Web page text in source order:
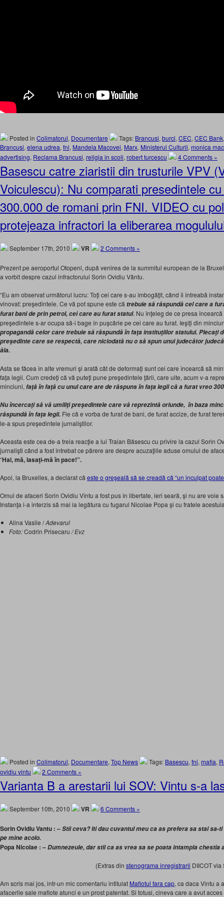
Posted in Colimatorul, Documentare Tags: Brancusi, burci, CEC, CEC Bank
Brancusi, elena udrea, fni, Mandela Macovei, Marx, Ministerul Culturii, monica
advertising, Reclama Brancusi, religia in scoli, robert turcescu 4 Comments »
Basescu catre ziaristii din trusturile VPV
Voiculescu): Nu comparati presedintele
300.000 de romani prin FNI. VIDEO cu
protejeaza infractori la eliberarea
September 17th, 2010 VR 2 Comments »
Prezent pe aeroportul Otopeni, după venirea de la summitul european de la
a vorbit despre cazul infractorului Sorin Ovidiu Vântu.
“Eu am observat următorul lucru: Toţi cei care s-au îmbogăţit, când îi întreabă
vinovat: preşedintele. Ce vă pot spune este că trebuie să răspundă cel care a
furat bani de prin petrol, cei care au furat statul. Nu înţeleg de ce presa
preşedintele s-ar ocupa să-i bage în puşcărie pe cei care au furat. Ieşiţi din
propagandă celor care trebuie să răspundă în faţa instituţiilor statului. Plecaţi
preşedinte care se respectă, care niciodată nu o să spun unui judecător
ăla.
Asta se făcea în alte vremuri şi arată cât de deformaţi sunt cei care încearcă să
faţa legii. Cum credeţi că vă puteţi pune preşedintele ţării, care uite, acum v-a
minciuni, faţă în faţă cu unul care are de răspuns în faţa legii că a furat vreo
Nu încercaţi să vă umiliţi preşedintele care vă reprezintă oriunde, în baza
răspundă în faţa legii. Fie că e vorba de furat de bani, de furat accize, de furat
le-a spus preşedintele jurnaliştilor.
Aceasta este cea de-a treia reacţie a lui Traian Băsescu cu privire la cazul Sorin
jurnalişti când a fost întrebat ce părere are despre acuzaţiile aduse omului de
“Hai, mă, lasaţi-mă în pace!”.
Apoi, la Bruxelles, a declarat că este o greşeală să se creadă că “un inculpat
Omul de afaceri Sorin Ovidiu Vîntu a fost pus în libertate, ieri seară, şi nu are voie
Instanţa i-a interzis să mai ia legătura cu fugarul Nicolae Popa şi cu fratele
Alina Vasile /Adevarul
Foto:Codrin Prisecaru / Evz
Posted in Colimatorul, Documentare, Top News Tags: Basescu, fni, mafia,
ovidiu vintu
2 Comments »
Varianta B a arestarii lui SOV: Vintu s-a
September 10th, 2010 VR 6 Comments »
Sorin Ovidiu Vantu : –Stii ceva? Iti dau cuvantul meu ca as prefera sa stai
pe mine acolo.
Popa Nicolae : –Dumnezeule, dar stii ca as vrea sa se poata intampla chestia
(Extras din stenograma inregistrarii DIICOT
Am scris mai jos, intr-un mic comentariu intitulat Mafiotul fara cap, ca daca Vintu a
afacerile sale mafiote atunci e un prost patentat. Si totusi, cineva care a avut